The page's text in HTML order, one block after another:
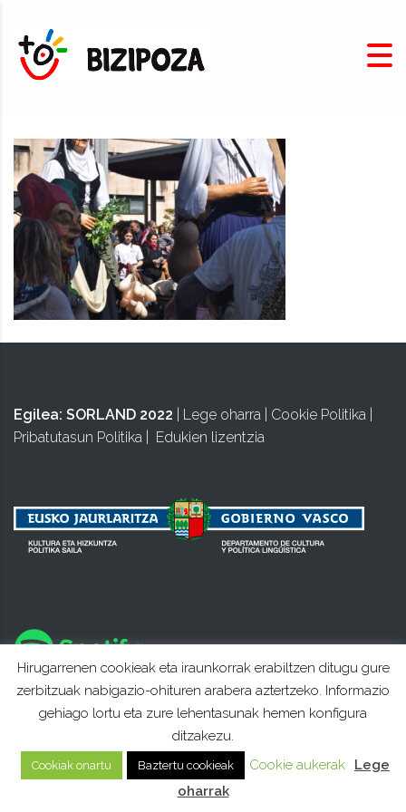
Egilea: SORLAND 2022 Lege oharra Cookie Politika
Pribatutasun Politika
Edukien lizentzia
Hirugarrenen cookieak eta iraunkorrak erabiltzen ditugu gure
zerbitzuak nabigazio-ohituren arabera aztertzeko. Informazio
gehiago lortu eta zure lehentasunak hemen konfigura
ditzakezu.
Cookiak onartu Baztertu cookieak Cookie aukerak
Lege
oharrak